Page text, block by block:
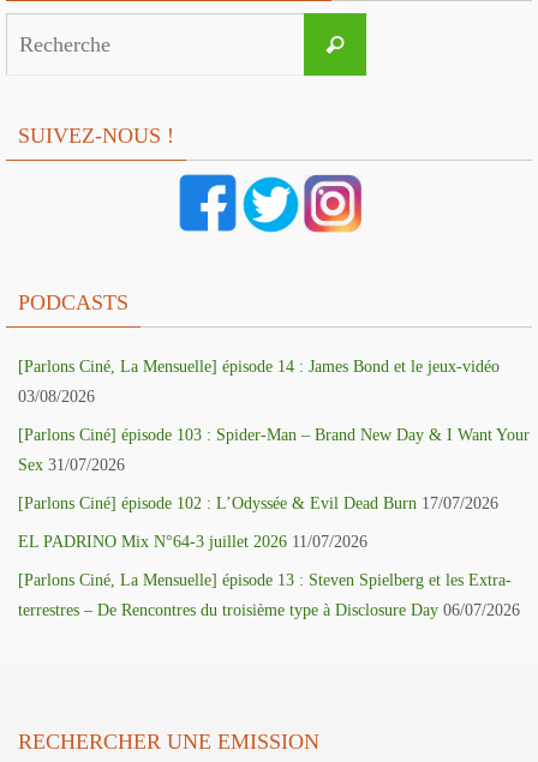
Recherche
SUIVEZ-NOUS !
PODCASTS
[Parlons Ciné, La Mensuelle] épisode 14 : James Bond et le jeux-vidéo
03/08/2026
[Parlons Ciné] épisode 103 : Spider-Man – Brand New Day & I Want Your
Sex 31/07/2026
[Parlons Ciné] épisode 102 : L’Odyssée & Evil Dead Burn 17/07/2026
EL PADRINO Mix N°64-3 juillet 2026 11/07/2026
[Parlons Ciné, La Mensuelle] épisode 13 : Steven Spielberg et les Extra-
terrestres – De Rencontres du troisième type à Disclosure Day 06/07/2026
RECHERCHER UNE EMISSION